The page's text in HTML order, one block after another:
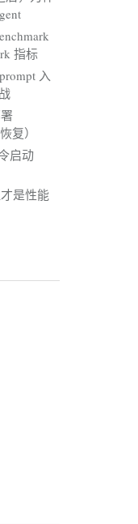
指标
入
复）
启动
是性能